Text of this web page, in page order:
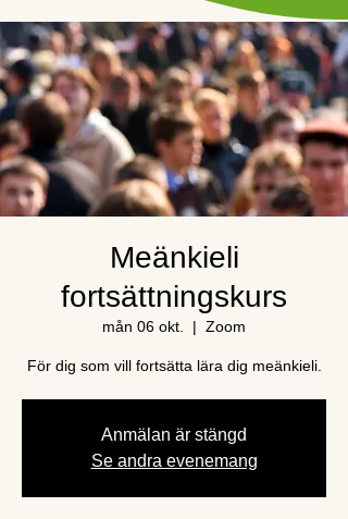
Meänkieli
fortsättningskurs
mån 06 okt.
  |
Zoom
För dig som vill fortsätta lära dig meänkieli.
Anmälan är stängd
Se andra evenemang